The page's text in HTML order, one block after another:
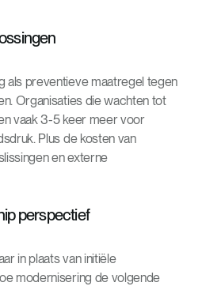
als preventieve maatregel tegen
Organisaties die wachten tot
vaak 3-5 keer meer voor
Plus de kosten van
en externe
perspectief
in plaats van initiële
modernisering de volgende